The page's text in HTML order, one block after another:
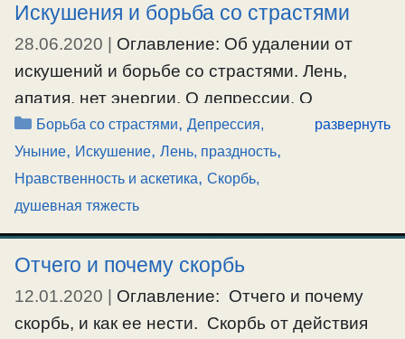
существа всегда есть свобода воли, в
нравственном отношении. Это его
характерная особенность. Если нет свободы
воли в нравственном отношении, тогда это
будет робот, …
Ещё…
#ангелы,#бесы,#блаженство
Искушения и борьба со страстями
28.06.2020
Оглавление: Об удалении от
искушений и борьбе со страстями. Лень,
апатия, нет энергии. О депрессии. О
самоугрызении. Об удалении от искушений и
борьбе со страстями. Аноним: Скажите
пожалуйста, почему хочется отстраниться от
людей и от мира, неинтересно разговаривать
про бытовые дела, можно сказать что страх
принять это с такой мыслью, что мол
потеряешь духовную жизнь, что мол какая-то
иллюзия …
Рубрики
Борьба со страстями,Депрессия,
Уныние, Искушение, Лень, праздность,
Нравственность и аскетика, Скорбь,
душевная тяжесть
развернуть
Отчего и почему скорбь
12.01.2020 | Оглавление: Отчего и почему
скорбь, и как ее нести. Скорбь от действия